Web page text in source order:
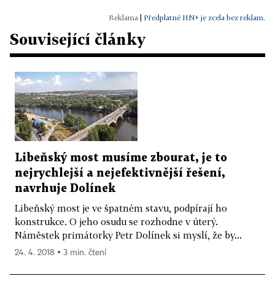
Předplatné HN+ je zcela bez reklam.
Související články
Libeňský most musíme zbourat, je to
nejrychlejší a nejefektivnější řešení,
navrhuje Dolínek
Libeňský most je ve špatném stavu, podpírají ho
konstrukce. O jeho osudu se rozhodne v úterý.
Náměstek primátorky Petr Dolínek si myslí, že by...
24. 4. 2018 ▪ 3 min. čtení